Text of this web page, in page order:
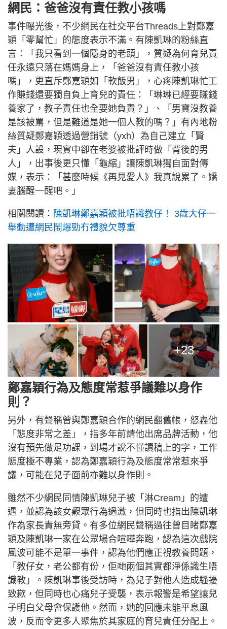
網民：爸爸沒有責任教小孩嗎
事件曝光後，不少網民在社交平台Threads上對鄭嘉
穎「零幫忙」的態度表示不滿。有陳凱琳的粉絲直
言：「我只看到一個隱身的老頭」，質疑為何育兒責
任永遠只落在媽媽身上，「爸爸沒有責任教小孩
嗎」，更直斥鄭嘉穎如「軟飯男」，心疼陳凱琳忙工
作賺錢還要獨自負上育兒的責任：「琳琳已經要賺錢
養家了，教子責任也全要她負責？」、「男寶沒教養
是該被罵，但是難道是她一個人教的嗎？」有內地粉
絲質疑鄭嘉穎透過營銷號（yxh）為自己建立「賢
夫」人設，現實中卻在老婆被批評時做「背後的男
人」，出事後更只懂「龜縮」讓陳凱琳獨自面對傳
媒，表示：「甚麼時候《再見愛人》我真說累了。嬌
妻腦醒一醒吧。」
相關閱讀： 陳凱琳鄭嘉穎被批唔識教仔！ 3歲大仔一
舉動遭網民鬧爆勁冇禮貌欠尊重
+23
鄭嘉穎行為及態度常惹爭議難以身作
則？
另外，有聲稱曾與鄭嘉穎合作的網民翻舊帳，怒轟他
「態度非常之差」，指多年前請他出席品牌活動，他
沒有預先做足功課，到場才說不懂讀稿上的字，工作
態度極不專業，認為鄭嘉穎行為及態度常常惹來爭
議，可能在兒子面前亦難以身作則。
雖然不少網民同情陳凱琳兒子被「淋Cream」的遭
遇，並認為該女觀眾行為過激，但同時也指出陳凱琳
作為家長責無旁貸。有多位網民聲稱過往曾目睹鄭嘉
穎及陳凱琳一家在公眾場合喧嘩奔跑，認為這次戲院
風波可能不是單一事件，認為他們應正視教養問題，
「教仔女，老公都有份，佢哋兩個其實都淨係識生唔
識教」。陳凱琳事後受訪時，為兒子對他人造成騷擾
致歉，但同時也心痛兒子受襲，表示報警是希望讓兒
子明白父母會保護他。然而，她的回應未能平息風
波，反而令更多人聚焦於其家庭的育兒責任分配上。